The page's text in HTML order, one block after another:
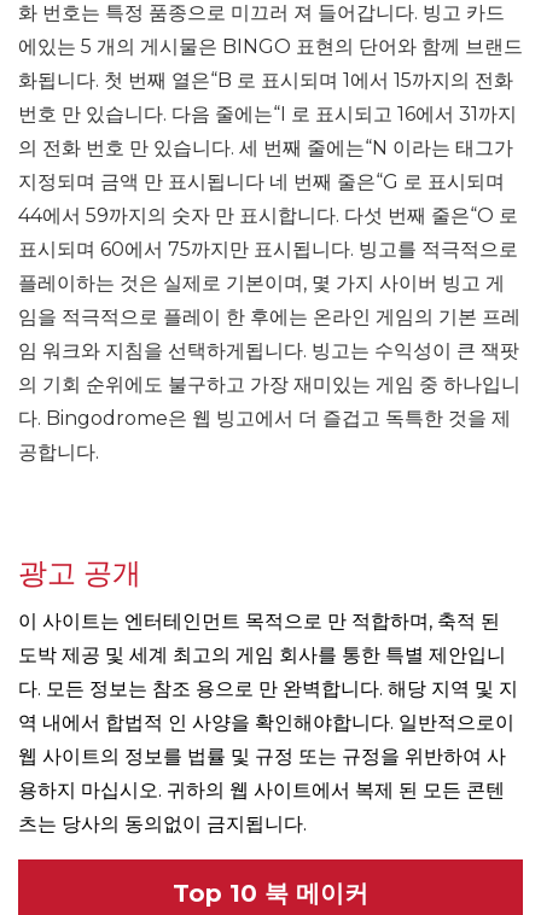
화 번호는 특정 품종으로 미끄러 져 들어갑니다. 빙고 카드
에있는 5 개의 게시물은 BINGO 표현의 단어와 함께 브랜드
화됩니다. 첫 번째 열은“B 로 표시되며 1에서 15까지의 전화
번호 만 있습니다. 다음 줄에는“I 로 표시되고 16에서 31까지
의 전화 번호 만 있습니다. 세 번째 줄에는“N 이라는 태그가
지정되며 금액 만 표시됩니다 네 번째 줄은“G 로 표시되며
44에서 59까지의 숫자 만 표시합니다. 다섯 번째 줄은“O 로
표시되며 60에서 75까지만 표시됩니다. 빙고를 적극적으로
플레이하는 것은 실제로 기본이며, 몇 가지 사이버 빙고 게
임을 적극적으로 플레이 한 후에는 온라인 게임의 기본 프레
임 워크와 지침을 선택하게됩니다. 빙고는 수익성이 큰 잭팟
의 기회 순위에도 불구하고 가장 재미있는 게임 중 하나입니
다. Bingodrome은 웹 빙고에서 더 즐겁고 독특한 것을 제
공합니다.
광고 공개
이 사이트는 엔터테인먼트 목적으로 만 적합하며, 축적 된
도박 제공 및 세계 최고의 게임 회사를 통한 특별 제안입니
다. 모든 정보는 참조 용으로 만 완벽합니다. 해당 지역 및 지
역 내에서 합법적 인 사양을 확인해야합니다. 일반적으로이
웹 사이트의 정보를 법률 및 규정 또는 규정을 위반하여 사
용하지 마십시오. 귀하의 웹 사이트에서 복제 된 모든 콘텐
츠는 당사의 동의없이 금지됩니다.
Top 10 북 메이커